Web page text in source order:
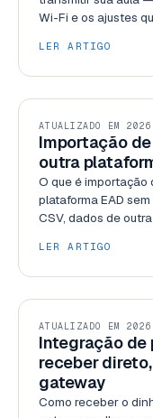
Wi-Fi e os ajustes
LER ARTIGO
RECURSOS
ATUALIZADO EM 2026
Importação
outra
O que é importação
plataforma EAD
CSV, dados de
LER ARTIGO
RECURSOS
ATUALIZADO EM 2026
Integração de
receber
gateway
Como receber o